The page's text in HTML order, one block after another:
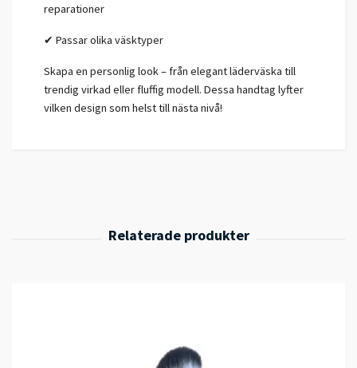
reparationer
✔ Passar olika väsktyper
Skapa en personlig look – från elegant läderväska till
trendig virkad eller fluffig modell. Dessa handtag lyfter
vilken design som helst till nästa nivå!